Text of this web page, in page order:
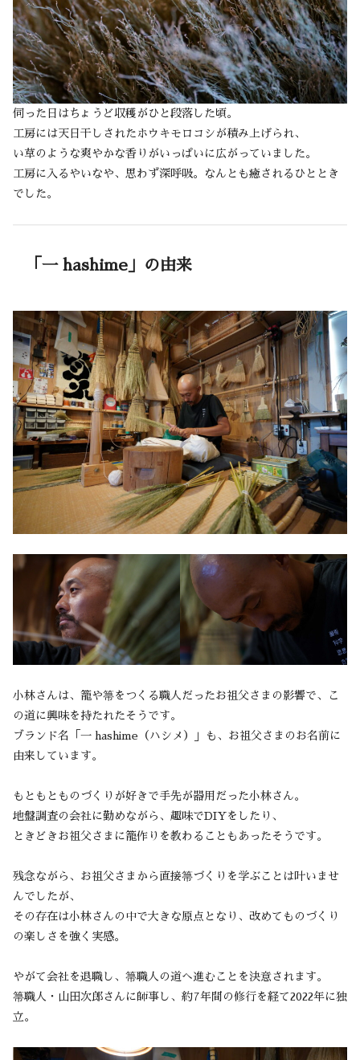
伺った日はちょうど収穫がひと段落した頃。
工房には天日干しされたホウキモロコシが積み上げられ、
い草のような爽やかな香りがいっぱいに広がっていました。
工房に入るやいなや、思わず深呼吸。なんとも癒されるひととき
でした。
「一 hashime」の由来
小林さんは、籠や箒をつくる職人だったお祖父さまの影響で、こ
の道に興味を持たれたそうです。
ブランド名「一 hashime（ハシメ）」も、お祖父さまのお名前に
由来しています。
もともとものづくりが好きで手先が器用だった小林さん。
地盤調査の会社に勤めながら、趣味でDIYをしたり、
ときどきお祖父さまに籠作りを教わることもあったそうです。
残念ながら、お祖父さまから直接箒づくりを学ぶことは叶いませ
んでしたが、
その存在は小林さんの中で大きな原点となり、改めてものづくり
の楽しさを強く実感。
やがて会社を退職し、箒職人の道へ進むことを決意されます。
箒職人・山田次郎さんに師事し、約7年間の修行を経て2022年に独
立。